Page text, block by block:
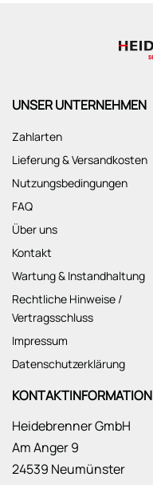
UNSER UNTERNEHMEN
Zahlarten
Lieferung & Versandkosten
Nutzungsbedingungen
FAQ
Über uns
Kontakt
Wartung & Instandhaltung
Rechtliche Hinweise /
Vertragsschluss
Impressum
Datenschutzerklärung
KONTAKTINFORMATION
Heidebrenner GmbH
Am Anger 9
24539 Neumünster